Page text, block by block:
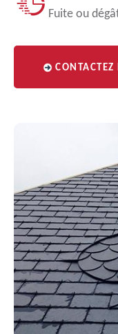
Fuite ou
CONTACTEZ